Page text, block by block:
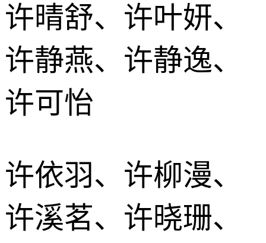
许晴舒、许叶妍、
许静燕、许静逸、
许可怡
许依羽、许柳漫、
许溪茗、许晓珊、